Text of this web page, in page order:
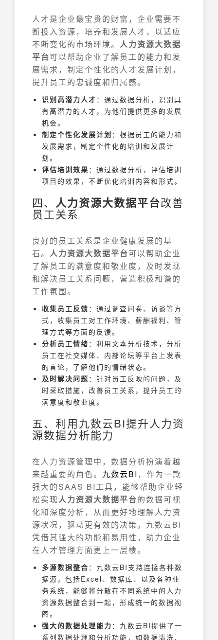
人才是企业最宝贵的财富，企业需要不
断投入资源，培养和发展人才，以适应
不断变化的市场环境。 人力资源大数据
平台可以帮助企业了解员工的能力和发
展需求，制定个性化的人才发展计划，
提升员工的忠诚度和归属感。
识别高潜力人才 ：通过数据分析，识别具
有高潜力的人才，为他们提供更多的发展
机会。
制定个性化发展计划 ：根据员工的能力和
发展需求，制定个性化的培训和发展计
划。
评估培训效果 ：通过数据分析，评估培训
项目的效果，不断优化培训内容和形式。
四、 人力资源大数据平台改善
员工关系
良好的员工关系是企业健康发展的基
石。 人力资源大数据平台可以帮助企业
了解员工的满意度和敬业度，及时发现
和解决员工关系问题，营造积极和谐的
工作氛围。
收集员工反馈 ：通过调查问卷、访谈等方
式，收集员工对工作环境、薪酬福利、管
理方式等方面的反馈。
分析员工情绪 ：利用文本分析技术，分析
员工在社交媒体、内部论坛等平台上发表
的言论，了解他们的情绪状态。
及时解决问题 ：针对员工反映的问题，及
时采取措施，改善员工关系，提升员工的
满意度和敬业度。
五、利用九数云BI提升人力资
源数据分析能力
在人力资源管理中，数据分析扮演着越
来越重要的角色。 九数云BI ，作为一款
强大的SAAS BI工具，能够帮助企业轻
松实现人力资源大数据平台的数据可视
化和深度分析，从而更好地理解人力资
源状况，驱动更有效的决策。九数云BI
凭借其强大的功能和易用性，助力企业
在人才管理方面更上一层楼。
多源数据整合 ：九数云BI支持连接各种数
据源，包括Excel、数据库、以及各种业
务系统，能够将分散在不同系统中的人力
资源数据整合到一起，形成统一的数据视
图。
强大的数据处理能力 ：九数云BI提供了一
系列数据处理和分析功能，如数据清洗、